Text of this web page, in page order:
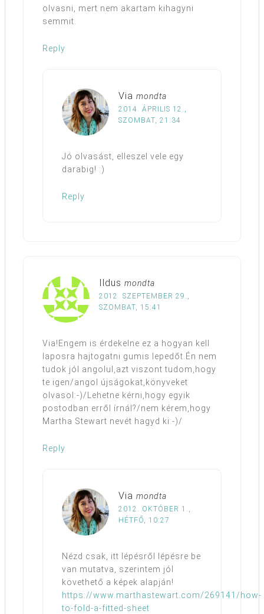
olvasni, mert nem akartam kihagyni
semmit.
Reply
Via mondta
2014. ÁPRILIS 12.,
SZOMBAT, 21:34
Jó olvasást, elleszel vele egy
darabig! :)
Reply
Ildus mondta
2012. SZEPTEMBER 29.,
SZOMBAT, 15:41
Via!Engem is érdekelne ez a hogyan kell
laposra hajtogatni gumis lepedőt.Én nem
tudok jól angolul,azt viszont tudom,hogy
te igen/angol újságokat,könyveket
olvasol:-)/Lehetne kérni,hogy egyik
postodban erről írnál?/nem kérem,hogy
Martha Stewart nevét hagyd ki:-)/
Reply
Via mondta
2012. OKTÓBER 1.,
HÉTFŐ, 10:27
Nézd csak, itt lépésről lépésre be
van mutatva, szerintem jól
követhető a képek alapján!
https://www.marthastewart.com/269141/how-
to-fold-a-fitted-sheet